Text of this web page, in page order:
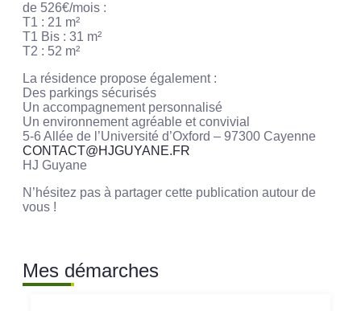
de 526€/mois :
T1 : 21 m²
T1 Bis : 31 m²
T2 : 52 m²
La résidence propose également :
Des parkings sécurisés
Un accompagnement personnalisé
Un environnement agréable et convivial
5-6 Allée de l’Université d’Oxford – 97300 Cayenne
CONTACT@HJGUYANE.FR
HJ Guyane
N’hésitez pas à partager cette publication autour de
vous !
Mes démarches